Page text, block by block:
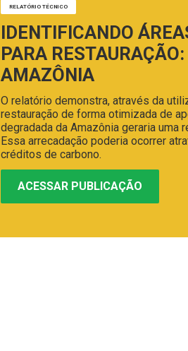
RELATÓRIO TÉCNICO
IDENTIFICANDO
PARA
AMAZÔNIA
O relatório demonstra, através da
restauração de forma otimizada de
degradada da Amazônia geraria uma
Essa arrecadação poderia ocorrer
créditos de carbono.
ACESSAR PUBLICAÇÃO